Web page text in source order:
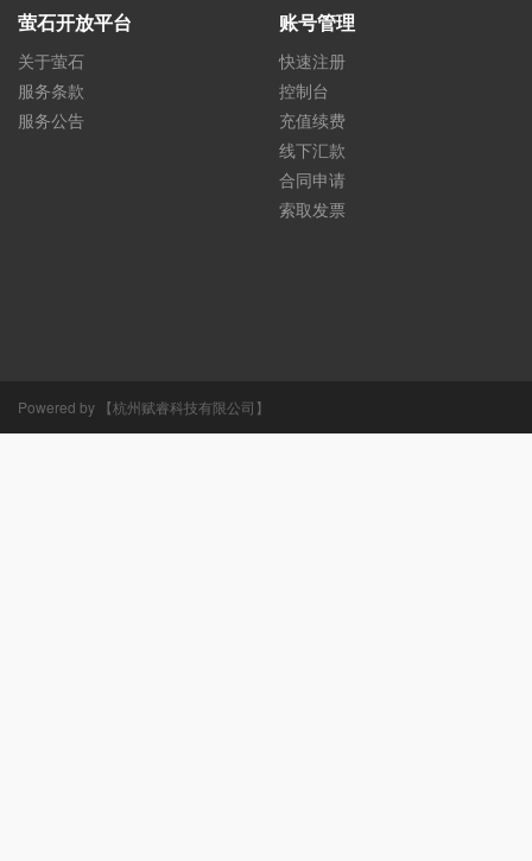
萤石开放平台
关于萤石
服务条款
服务公告
账号管理
快速注册
控制台
充值续费
线下汇款
合同申请
索取发票
Powered by 【杭州赋睿科技有限公司】